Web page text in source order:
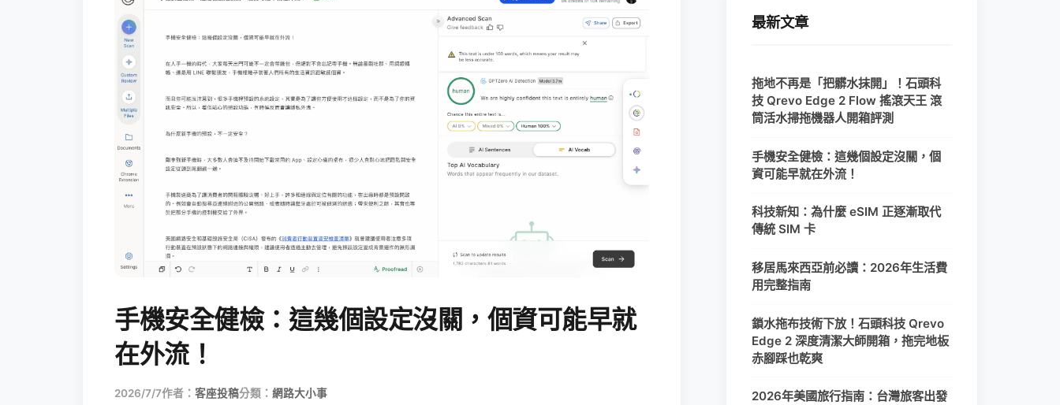
手機安全健檢：這幾個設定沒關，個資可能早就
在外流！
2026/7/7作者： 客座投稿分類： 網路大小事
最新文章
拖地不再是「把髒水抹開」！石頭科
技 Qrevo Edge 2 Flow 搖滾天王 滾
筒活水掃拖機器人開箱評測
手機安全健檢：這幾個設定沒關，個
資可能早就在外流！
科技新知：為什麼 eSIM 正逐漸取代
傳統 SIM 卡
移居馬來西亞前必讀：2026年生活費
用完整指南
鎖水拖布技術下放！石頭科技 Qrevo
Edge 2 深度清潔大師開箱，拖完地板
赤腳踩也乾爽
2026年美國旅行指南：台灣旅客出發